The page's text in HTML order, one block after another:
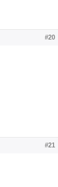
#20
#21